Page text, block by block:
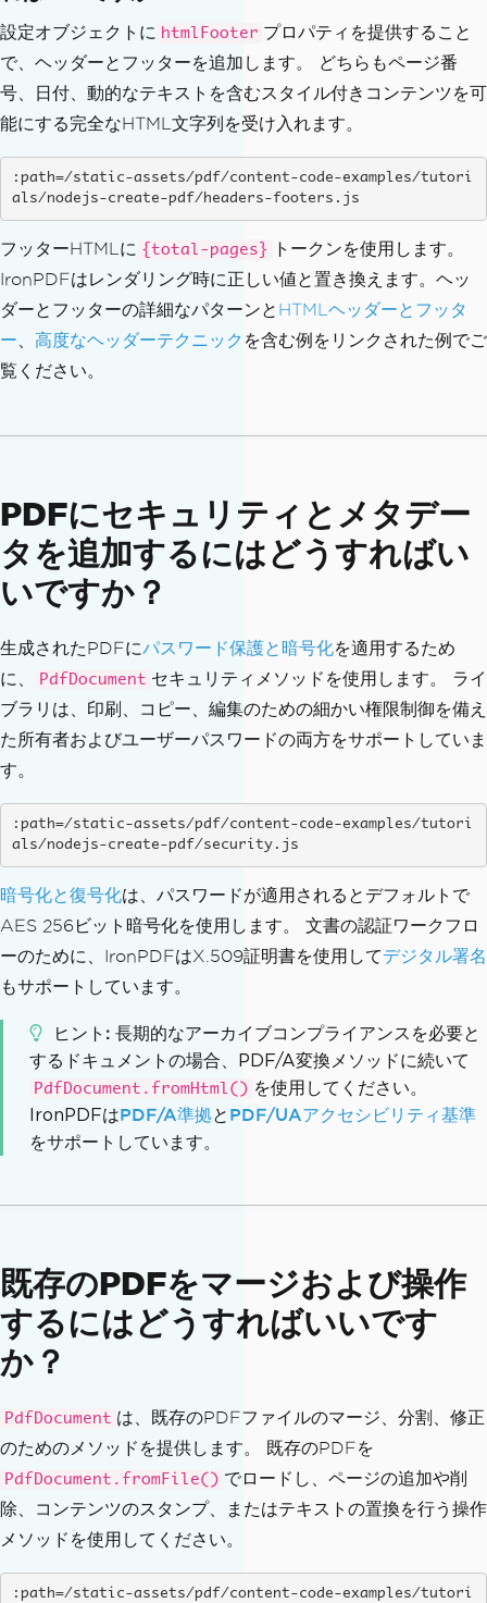
設定オブジェクトに htmlFooter プロパティを提供すること
で、ヘッダーとフッターを追加します。 どちらもページ番
号、日付、動的なテキストを含むスタイル付きコンテンツを可
能にする完全なHTML文字列を受け入れます。
:path=/static-assets/pdf/content-code-examples/tutori
als/nodejs-create-pdf/headers-footers.js
フッターHTMLに {total-pages}
トークンを使用します。
IronPDFはレンダリング時に正しい値と置き換えます。ヘッ
ダーとフッターの詳細なパターンと HTMLヘッダーとフッタ
ー
高度なヘッダーテクニック を含む例をリンクされた例でご
覧ください。
PDFにセキュリティとメタデー
タを追加するにはどうすればい
いですか？
生成されたPDFにパスワード保護と暗号化を適用するため
に、
PdfDocument セキュリティメソッドを使用します。 ライ
ブラリは、印刷、コピー、編集のための細かい権限制御を備え
た所有者およびユーザーパスワードの両方をサポートしていま
す。
:path=/static-assets/pdf/content-code-examples/tutori
als/nodejs-create-pdf/security.js
暗号化と復号化は、パスワードが適用されるとデフォルトで
AES 256ビット暗号化を使用します。 文書の認証ワークフロ
ーのために、IronPDFはX.509証明書を使用してデジタル署名
もサポートしています。
ヒント
長期的なアーカイブコンプライアンスを必要と
するドキュメントの場合、PDF/A変換メソッドに続いて
PdfDocument.fromHtml() を使用してください。
IronPDFはPDF/A準拠と PDF/UAアクセシビリティ基準
をサポートしています。
既存のPDFをマージおよび操作
するにはどうすればいいです
か？
PdfDocument は、既存のPDFファイルのマージ、分割、修正
のためのメソッドを提供します。 既存のPDFを
PdfDocument.fromFile() でロードし、ページの追加や削
除、コンテンツのスタンプ、またはテキストの置換を行う操作
メソッドを使用してください。
:path=/static-assets/pdf/content-code-examples/tutori